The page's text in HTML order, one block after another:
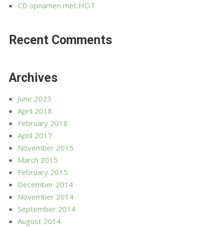
CD opnamen met HOT
Recent Comments
Archives
June 2023
April 2018
February 2018
April 2017
November 2015
March 2015
February 2015
December 2014
November 2014
September 2014
August 2014